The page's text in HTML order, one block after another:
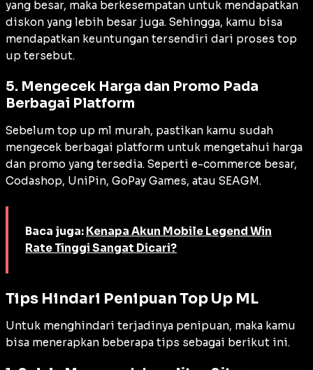
yang besar, maka berkesempatan untuk mendapatkan
diskon yang lebih besar juga. Sehingga, kamu bisa
mendapatkan keuntungan tersendiri dari proses top
up tersebut.
5. Mengecek Harga dan Promo Pada
Berbagai Platform
Sebelum top up ml murah, pastikan kamu sudah
mengecek berbagai platform untuk mengetahui harga
dan promo yang tersedia. Seperti e-commerce besar,
Codashop, UniPin, GoPay Games, atau SEAGM.
Baca juga: Kenapa Akun Mobile Legend Win
Rate Tinggi Sangat Dicari?
Tips Hindari Penipuan Top Up ML
Untuk menghindari terjadinya penipuan, maka kamu
bisa menerapkan beberapa tips sebagai berikut ini.